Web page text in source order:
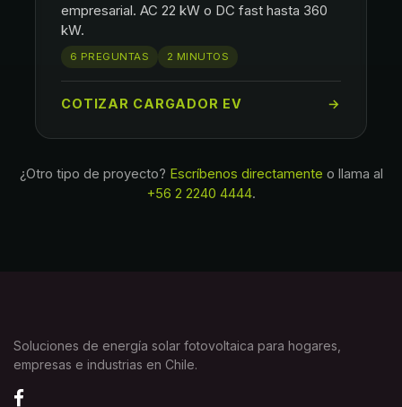
empresarial. AC 22 kW o DC fast hasta 360
kW.
6 PREGUNTAS 2 MINUTOS
COTIZAR CARGADOR EV →
¿Otro tipo de proyecto? Escríbenos directamente o llama al
+56 2 2240 4444.
Soluciones de energía solar fotovoltaica para hogares,
empresas e industrias en Chile.